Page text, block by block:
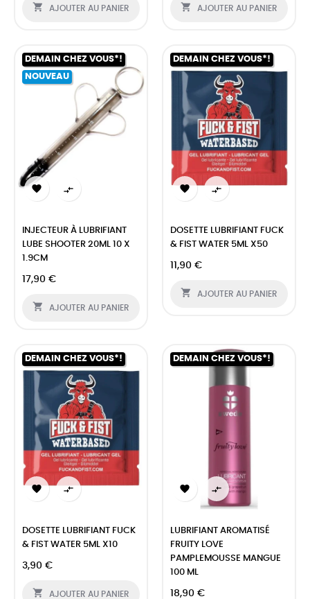
 AJOUTER AU PANIER  AJOUTER AU PANIER
DEMAIN CHEZ VOUS*!
NOUVEAU
 
INJECTEUR À LUBRIFIANT
LUBE SHOOTER 20ML 10 X
1.9CM
17,90 €
 AJOUTER AU PANIER
DEMAIN CHEZ VOUS*!
 
DOSETTE LUBRIFIANT FUCK
& FIST WATER 5ML X50
11,90 €
 AJOUTER AU PANIER
DEMAIN CHEZ VOUS*!
 
DOSETTE LUBRIFIANT FUCK
& FIST WATER 5ML X10
3,90 €
 AJOUTER AU PANIER
DEMAIN CHEZ VOUS*!
 
LUBRIFIANT AROMATISÉ
FRUITY LOVE
PAMPLEMOUSSE MANGUE
100 ML
18,90 €